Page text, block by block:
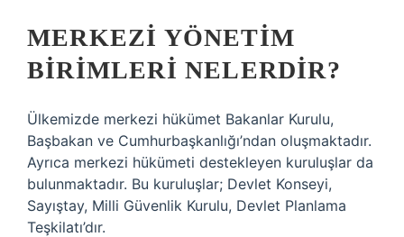
MERKEZI YÖNETIM
BIRIMLERI NELERDIR?
Ülkemizde merkezi hükümet Bakanlar Kurulu,
Başbakan ve Cumhurbaşkanlığı’ndan oluşmaktadır.
Ayrıca merkezi hükümeti destekleyen kuruluşlar da
bulunmaktadır. Bu kuruluşlar; Devlet Konseyi,
Sayıştay, Milli Güvenlik Kurulu, Devlet Planlama
Teşkilatı’dır.